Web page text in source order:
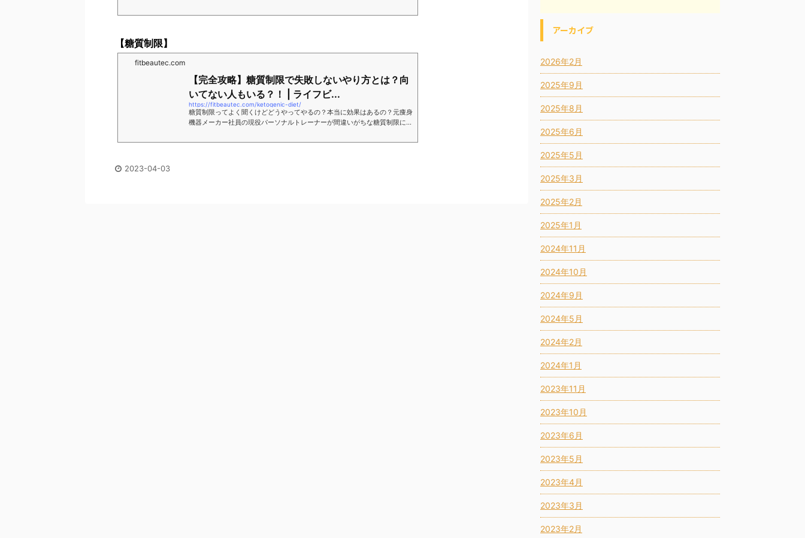
【糖質制限】
fitbeautec.com
【完全攻略】糖質制限で失敗しないやり方とは？向
いてない人もいる？！ | ライフビ...
https://fitbeautec.com/ketogenic-diet/
糖質制限ってよく聞くけどどうやってやるの？本当に効果はあるの？元痩身
機器メーカー社員の現役パーソナルトレーナーが間違いがちな糖質制限につ
物、おすすめサプリメントも紹介！
2023-04-03
アーカイブ
2026年2月
2025年9月
2025年8月
2025年6月
2025年5月
2025年3月
2025年2月
2025年1月
2024年11月
2024年10月
2024年9月
2024年5月
2024年2月
2024年1月
2023年11月
2023年10月
2023年6月
2023年5月
2023年4月
2023年3月
2023年2月